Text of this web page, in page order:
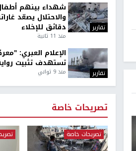
تقارير
شهداء بينهم
والاحتلال يصعّد
دقائق للإخلاء
منذ 11 ثانية
تقارير
الإعلام العبري:
تستهدف تثبيت
منذ 9 ثواني
تصريحات خاصة
تصريحات خاصة